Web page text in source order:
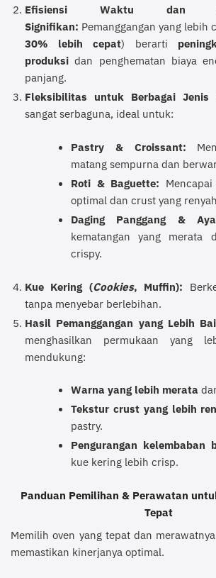
Efisiensi Waktu dan
Signifikan: Pemanggangan yang lebih
30% lebih cepat) berarti
produksidan penghematan biaya
panjang.
Fleksibilitas untuk Berbagai Jenis
sangat serbaguna, ideal untuk:
Pastry & Croissant:
matang sempurna dan
Roti & Baguette:
optimal dan crust yang
Daging Panggang &
kematangan yang merata
crispy.
Kue Kering (Cookies, Muffin):
tanpa menyebar berlebihan.
Hasil Pemanggangan yang Lebih
menghasilkan permukaan yang
mendukung:
Warna yang lebih merata
Tekstur crust yang lebih
pastry.
Pengurangan kelembaban
kue kering lebih crisp.
Panduan Pemilihan & Perawatan
Tepat
Memilih oven yang tepat dan
memastikan kinerjanya optimal.